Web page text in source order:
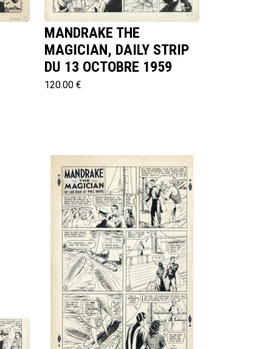
MANDRAKE THE
MAGICIAN, DAILY STRIP
DU 13 OCTOBRE 1959
120.00 €